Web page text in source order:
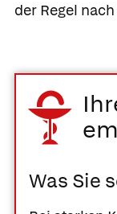
der Regel
Was Sie